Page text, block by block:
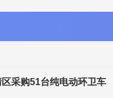
采购51台纯电动环卫车